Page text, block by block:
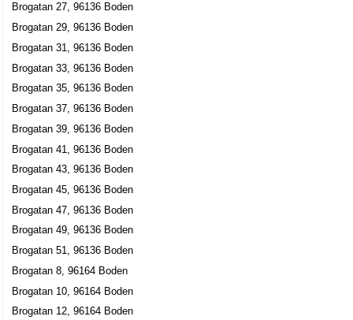
TM Redovisning AB
Clas Sören Thommy Melander
Brogatan 8, 96164 Boden
BRF Björknäs
Brita Gerda Folkesdotter Törnqvist
0921-78850
Brogatan 8, 96164 Boden
Brogatan 27, 96136 Boden
Brogatan 29, 96136 Boden
Brogatan 31, 96136 Boden
Brogatan 33, 96136 Boden
Brogatan 35, 96136 Boden
Brogatan 37, 96136 Boden
Brogatan 39, 96136 Boden
Brogatan 41, 96136 Boden
Brogatan 43, 96136 Boden
Brogatan 45, 96136 Boden
Brogatan 47, 96136 Boden
Brogatan 49, 96136 Boden
Brogatan 51, 96136 Boden
Brogatan 8, 96164 Boden
Brogatan 10, 96164 Boden
Brogatan 12, 96164 Boden